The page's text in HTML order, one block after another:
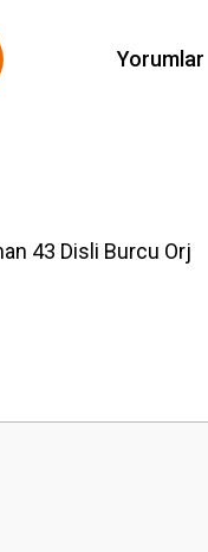
Yorumlar
43 Disli Burcu Orj